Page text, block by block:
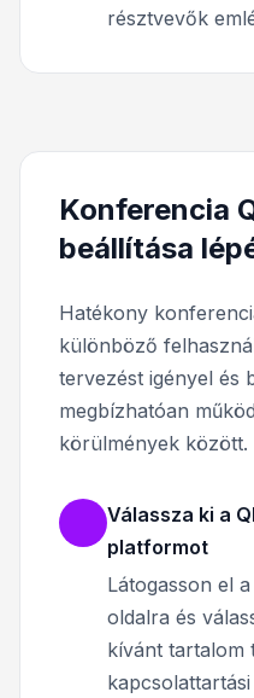
résztvevők
Konferencia
beállítása
Hatékony
különböző
tervezést igényel és
megbízhatóan
körülmények között.
Válassza ki a
platformot
Látogasson el a
oldalra és
kívánt tartalom